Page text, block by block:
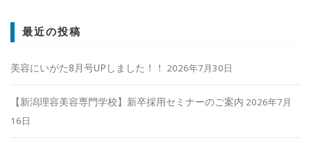
最近の投稿
美容にいがた8月号UPしました！！ 2026年7月30日
【新潟理容美容専門学校】新卒採用セミナーのご案内 2026年7月
16日